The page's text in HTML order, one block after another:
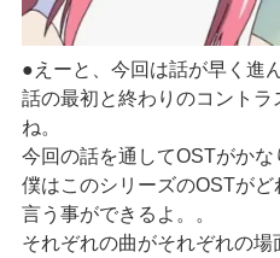
●えーと、今回は話が早く進
話の最初と終わりのコントラ
ね。
今回の話を通してOSTがかな
僕はこのシリーズのOSTが
言う事ができるよ。。
それぞれの曲がそれぞれの